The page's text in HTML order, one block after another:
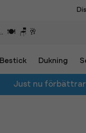
Bestick Dukning
Just nu förbättrar